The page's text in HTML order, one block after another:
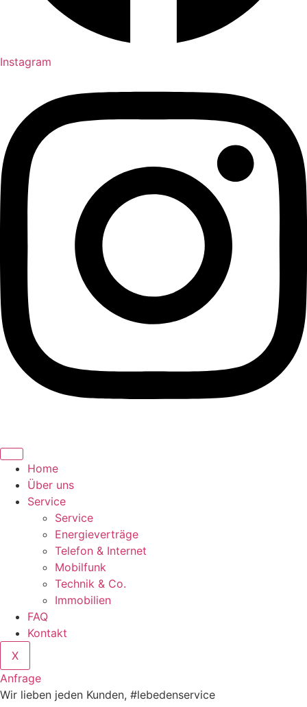
Instagram
Home
Über uns
Service
Service
Energieverträge
Telefon & Internet
Mobilfunk
Technik & Co.
Immobilien
FAQ
Kontakt
X
Anfrage
Wir lieben jeden Kunden, #lebedenservice